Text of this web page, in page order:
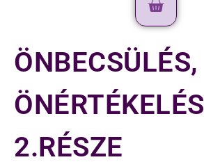
ÖNBECSÜLÉS,
ÖNÉRTÉKELÉS
2.RÉSZE